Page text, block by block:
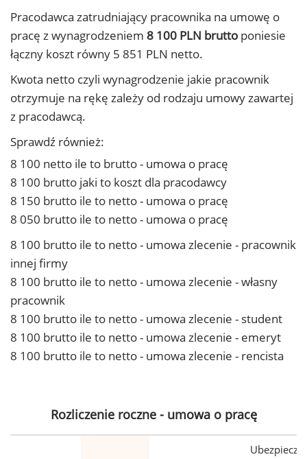
Pracodawca zatrudniający pracownika na umowę o
pracę z wynagrodzeniem 8 100 PLN brutto poniesie
łączny koszt równy 5 851 PLN netto.
Kwota netto czyli wynagrodzenie jakie pracownik
otrzymuje na rękę zależy od rodzaju umowy zawartej
z pracodawcą.
Sprawdź również:
8 100 netto ile to brutto - umowa o pracę
8 100 brutto jaki to koszt dla pracodawcy
8 150 brutto ile to netto - umowa o pracę
8 050 brutto ile to netto - umowa o pracę
8 100 brutto ile to netto - umowa zlecenie - pracownik
innej firmy
8 100 brutto ile to netto - umowa zlecenie - własny
pracownik
8 100 brutto ile to netto - umowa zlecenie - student
8 100 brutto ile to netto - umowa zlecenie - emeryt
8 100 brutto ile to netto - umowa zlecenie - rencista
Rozliczenie roczne - umowa o pracę